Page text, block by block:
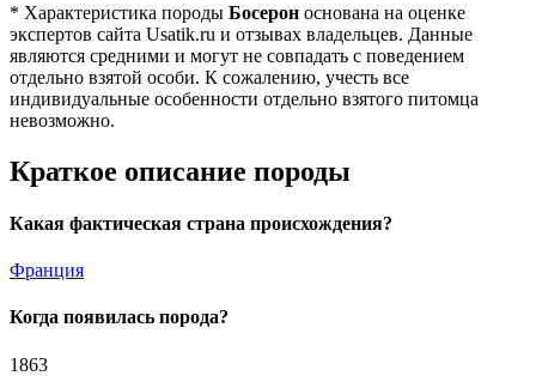
* Характеристика породы Босерон основана на оценке
экспертов сайта Usatik.ru и отзывах владельцев. Данные
являются средними и могут не совпадать с поведением
отдельно взятой особи. К сожалению, учесть все
индивидуальные особенности отдельно взятого питомца
невозможно.
Краткое описание породы
Какая фактическая страна происхождения?
Франция
Когда появилась порода?
1863